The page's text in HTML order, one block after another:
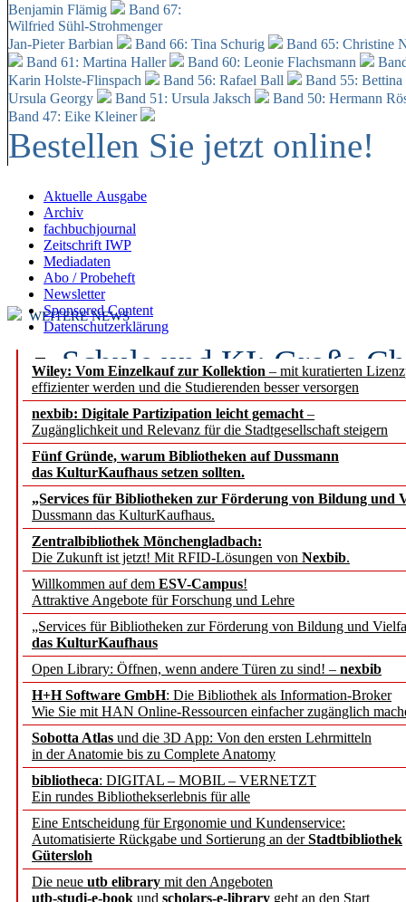
Benjamin Flämig
Band 67:
Wilfried Sühl-Strohmenger
Jan-Pieter Barbian
Band 66: Tina Schurig
Band 65: Christine
Band 61: Martina Haller
Band 60: Leonie Flachsmann
Karin Holste-Flinspach
Band 56: Rafael Ball
Band 55:
Ursula Georgy
Band 51: Ursula Jaksch Band 50: Hermann
Band 47: Eike Kleiner
Bestellen Sie jetzt online!
Aktuelle Ausgabe
Archiv
fachbuchjournal
Zeitschrift IWP
Mediadaten
Abo / Probeheft
Newsletter
Sponsored Content
Datenschutzerklärung
Wiley: Vom Einzelkauf zur Kollektion – mit kuratierten
effizienter werden und die Studierenden besser versorgen
nexbib: Digitale Partizipation leicht gemacht –
Zugänglichkeit und Relevanz für die Stadtgesellschaft steigern
Fünf Gründe, warum Bibliotheken auf Dussmann
das KulturKaufhaus setzen sollten.
„Services für Bibliotheken zur Förderung von Bildung und
Dussmann das KulturKaufhaus.
Zentralbibliothek Mönchengladbach:
Die Zukunft ist jetzt! Mit RFID-Lösungen von Nexbib.
Willkommen auf dem ESV-Campus!
Attraktive Angebote für Forschung und Lehre
„Services für Bibliotheken zur Förderung von Bildung und
das KulturKaufhaus
Open Library: Öffnen, wenn andere Türen zu sind! – nexbib
H+H Software GmbH: Die Bibliothek als Information-Broker
Wie Sie mit HAN Online-Ressourcen einfacher zugänglich
Sobotta Atlas und die 3D App: Von den ersten Lehrmitteln
in der Anatomie bis zu Complete Anatomy
bibliotheca: DIGITAL – MOBIL – VERNETZT
Ein rundes Bibliothekserlebnis für alle
Eine Entscheidung für Ergonomie und Kundenservice:
Automatisierte Rückgabe und Sortierung an derStadtbibliothek
Gütersloh
Die neue utb elibrary mit den Angeboten
utb-studi-e-book und scholars-e-library geht an den Start
WEITERE NEWS
Schule und KI: Große
Voraussetzungen
Erfolgreiches erstes
Segment Research –
angepasst
konstruktiv!
Mohr Siebeck
und die Zeitschrift für
Francke Attempto
EBSCO Information
Recherchefunktionen in
Sorbisches Institut neu
Geschichte und